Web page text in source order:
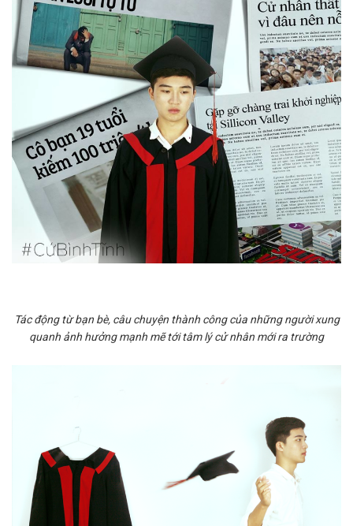
Tác động từ bạn bè, câu chuyện thành công của những người xung
quanh ảnh hưởng mạnh mẽ tới tâm lý cử nhân mới ra trường